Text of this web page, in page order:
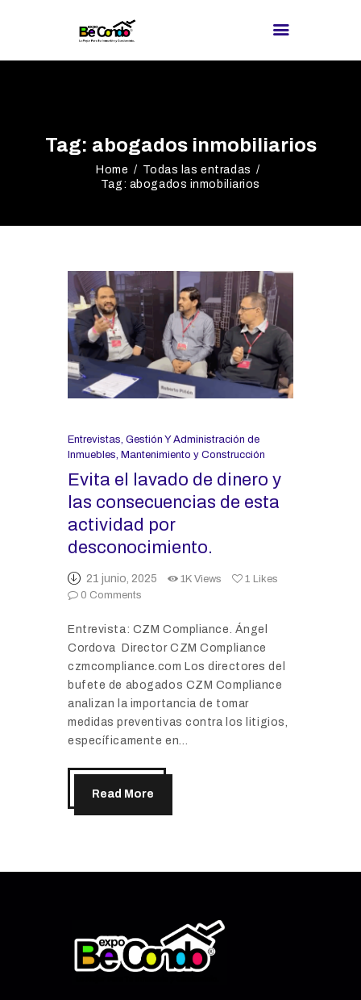
Tag: abogados inmobiliarios
Home
Todas las entradas
Tag: abogados inmobiliarios
PROVEEDORES
¿BUSCAS
EXPOS
REDES
Entrevistas Gestión Y Administración de
Inmuebles Mantenimiento y Construcción
Evita el lavado de dinero y
las consecuencias de esta
actividad por
desconocimiento.
21 junio, 2025 1K Views 1 Likes
0 Comments
Entrevista: CZM Compliance. Ángel
Cordova Director CZM Compliance
czmcompliance.com Los directores del
bufete de abogados CZM Compliance
analizan la importancia de tomar
medidas preventivas contra los litigios,
específicamente en…
Read More